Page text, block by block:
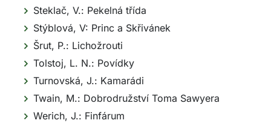
Steklač, V.: Pekelná třída
Stýblová, V: Princ a Skřivánek
Šrut, P.: Lichožrouti
Tolstoj, L. N.: Povídky
Turnovská, J.: Kamarádi
Twain, M.: Dobrodružství Toma Sawyera
Werich, J.: Finfárum